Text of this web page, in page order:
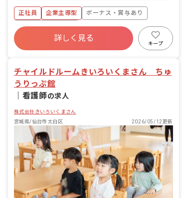
児の健康 ・保健、衛生 ・食事の管理 ・
保健、衛生に関する職員への研修実施等
正社員 企業主導型
ボーナス・賞与あり
年間休日120日以上
寮・住宅・家賃補助あり
社会保険完備
詳しく見る
キープ
チャイルドルームきいろいくまさん ちゅ
うりっぷ館
看護師の求人
株式会社きいろいくまさん
宮城県/仙台市太白区
2026/05/12更新